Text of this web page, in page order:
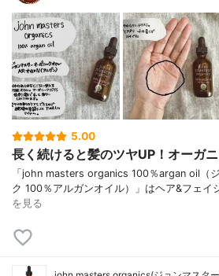
5.00
長く続けると髪のツヤUP！オーガ
「john masters organics 100％argan oil（
ク 100％アルガンオイル）」はヘア&フェイ
を見る